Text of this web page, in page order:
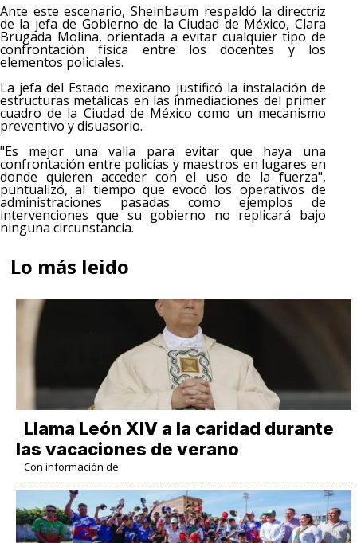
Ante este escenario, Sheinbaum respaldó la directriz
de la jefa de Gobierno de la Ciudad de México, Clara
Brugada Molina, orientada a evitar cualquier tipo de
confrontación física entre los docentes y los
elementos policiales.
La jefa del Estado mexicano justificó la instalación de
estructuras metálicas en las inmediaciones del primer
cuadro de la Ciudad de México como un mecanismo
preventivo y disuasorio.
"Es mejor una valla para evitar que haya una
confrontación entre policías y maestros en lugares en
donde quieren acceder con el uso de la fuerza",
puntualizó, al tiempo que evocó los operativos de
administraciones pasadas como ejemplos de
intervenciones que su gobierno no replicará bajo
ninguna circunstancia.
Lo más leido
Llama León XIV a la caridad durante
las vacaciones de verano
Con información de